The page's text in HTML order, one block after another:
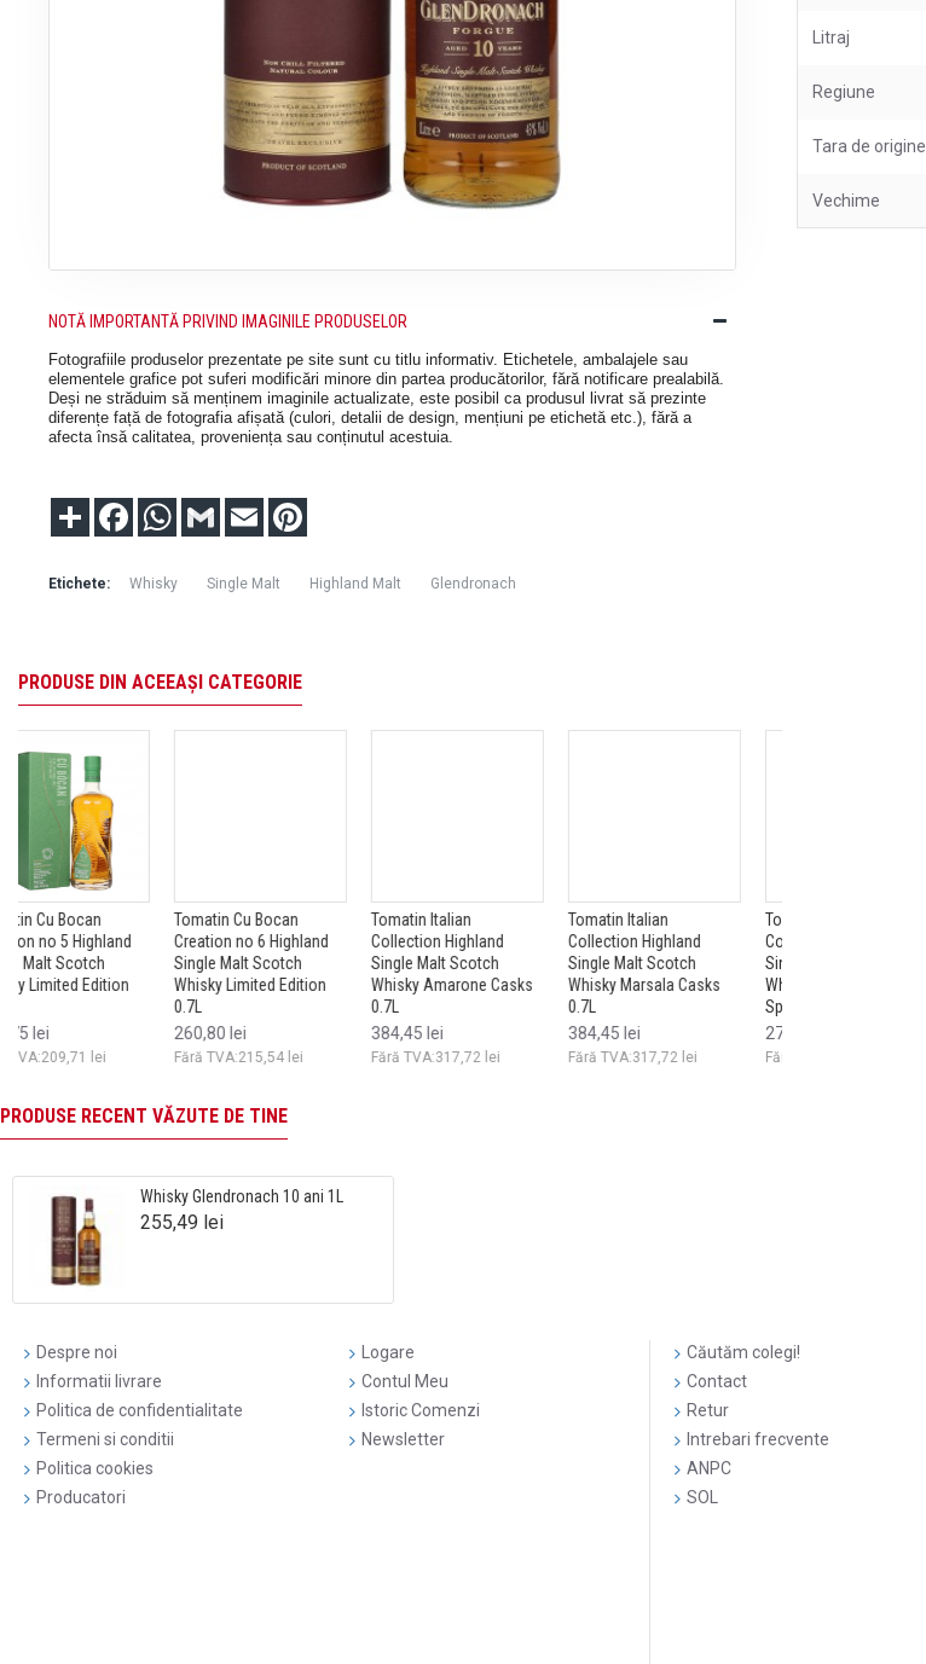
NOTĂ IMPORTANTĂ PRIVIND IMAGINILE PRODUSELOR
Fotografiile produselor prezentate pe site sunt cu titlu informativ. Etichetele, ambalajele sau
elementele grafice pot suferi modificări minore din partea producătorilor, fără notificare prealabilă.
Deși ne străduim să menținem imaginile actualizate, este posibil ca produsul livrat să prezinte
diferențe față de fotografia afișată (culori, detalii de design, mențiuni pe etichetă etc.), fără a
afecta însă calitatea, proveniența sau conținutul acestuia.
Litraj
Regiune
Tara de origine
Vechime
PartajareFacebookWhatsApp
Gmail Email
Etichete: Whisky Single Malt Highland Malt Glendronach
PRODUSE DIN ACEEAȘI CATEGORIE
Tomatin Cu Bocan
Creation no 6 Highland
Single Malt Scotch
Whisky Limited Edition
260,80 lei
Fără TVA:215,54 lei
Tomatin Italian
Collection Highland
Single Malt Scotch
Whisky Amarone Casks
384,45 lei
Fără TVA:317,72 lei
Tomatin Italian
Collection Highland
Single Malt Scotch
Whisky Marsala Casks
384,45 lei
Fără TVA:317,72 lei
Tomatin Sherry
Collection Highland
Single Malt Scotch
Whisky Manzanilla
271,22 lei
Fără TVA:224,15 lei
PRODUSE RECENT VĂZUTE DE TINE
Whisky Glendronach 10 ani 1L
255,49 lei
Despre noi
Informatii livrare
Politica de confidentialitate
Termeni si conditii
Politica cookies
Producatori
Logare
Contul Meu
Istoric Comenzi
Newsletter
Căutăm colegi!
Contact
Retur
Intrebari frecvente
ANPC
SOL